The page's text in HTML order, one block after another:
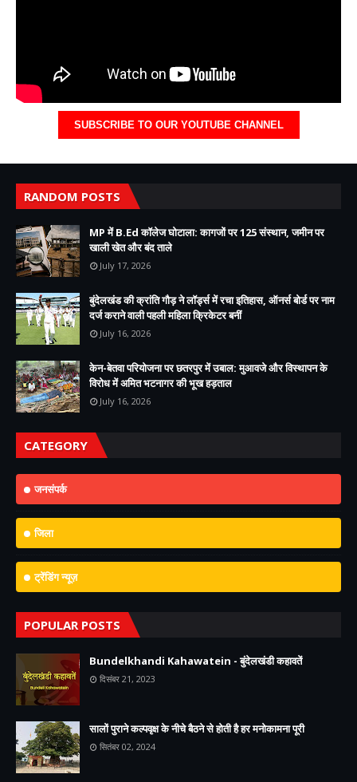
SUBSCRIBE TO OUR YOUTUBE CHANNEL
RANDOM POSTS
MP में B.Ed कॉलेज घोटाला: कागजों पर 125 संस्थान, जमीन पर
खाली खेत और बंद ताले
July 17, 2026
बुंदेलखंड की क्रांति गौड़ ने लॉर्ड्स में रचा इतिहास, ऑनर्स बोर्ड पर नाम
दर्ज कराने वाली पहली महिला क्रिकेटर बनीं
July 16, 2026
केन-बेतवा परियोजना पर छतरपुर में उबाल: मुआवजे और विस्थापन के
विरोध में अमित भटनागर की भूख हड़ताल
July 16, 2026
CATEGORY
जनसंपर्क
जिला
ट्रेंडिंग न्यूज़
POPULAR POSTS
Bundelkhandi Kahawatein - बुंदेलखंडी कहावतें
दिसंबर 21, 2023
सालों पुराने कल्पवृक्ष के नीचे बैठने से होती है हर मनोकामना पूरी
सितंबर 02, 2024